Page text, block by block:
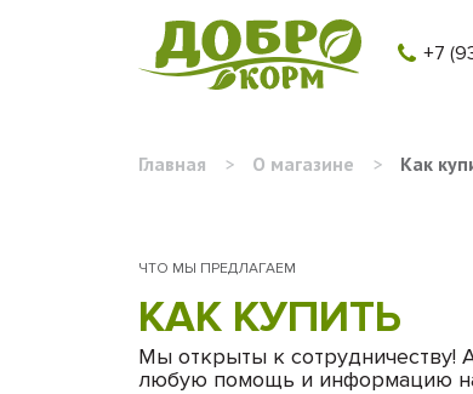
+7
Главная > О магазине > Как
ЧТО МЫ ПРЕДЛАГАЕМ
КАК КУПИТЬ
Мы открыты к сотрудничеству!
любую помощь и информацию